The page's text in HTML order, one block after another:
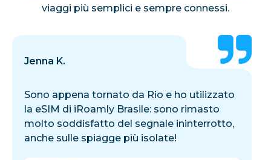
viaggi più semplici e sempre connessi.
Jenna K.
Sono appena tornato da Rio e ho utilizzato
la eSIM di iRoamly Brasile: sono rimasto
molto soddisfatto del segnale ininterrotto,
anche sulle spiagge più isolate!